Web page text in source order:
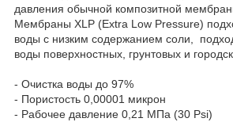
давления обычной композитной
Мембраны XLP (Extra Low Pressure)
воды с низким содержанием соли,
воды поверхностных, грунтовых и
- Очистка воды до 97%
- Пористость 0,00001 микрон
- Рабочее давление 0,21 МПа (30 Psi)